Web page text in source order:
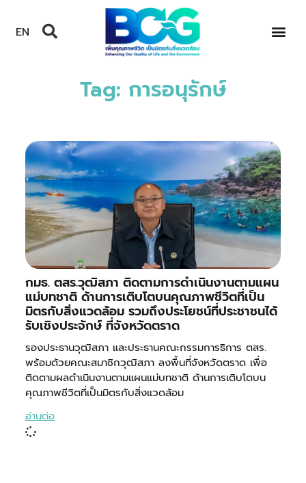
EN
Tag: การอนุรักษ์
กมธ. ตสร.วุฒิสภา ติดตามการดำเนินงานตามแผน
แม่บทชาติ ด้านการเติบโตบนคุณภาพชีวิตที่เป็น
มิตรกับสิ่งแวดล้อม รวมถึงประโยชน์ที่ประชาชนได้
รับเชิงประจักษ์ ที่จังหวัดตราด
รองประธานวุฒิสภา และประธานคณะกรรมการธิการ ตสร.
พร้อมด้วยคณะสมาชิกวุฒิสภา ลงพื้นที่จังหวัดตราด เพื่อ
ติดตามผลดำเนินงานตามแผนแม่บทชาติ ด้านการเติบโตบน
คุณภาพชีวิตที่เป็นมิตรกับสิ่งแวดล้อม
อ่านต่อ